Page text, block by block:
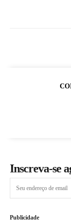
Inscreva-se
Publicidade